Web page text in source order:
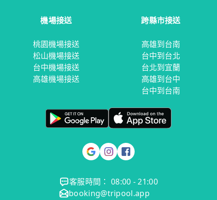
機場接送
桃園機場接送
松山機場接送
台中機場接送
高雄機場接送
跨縣市接送
高雄到台南
台中到台北
台北到宜蘭
高雄到台中
台中到台南
客服時間： 08:00 - 21:00
booking@tripool.app